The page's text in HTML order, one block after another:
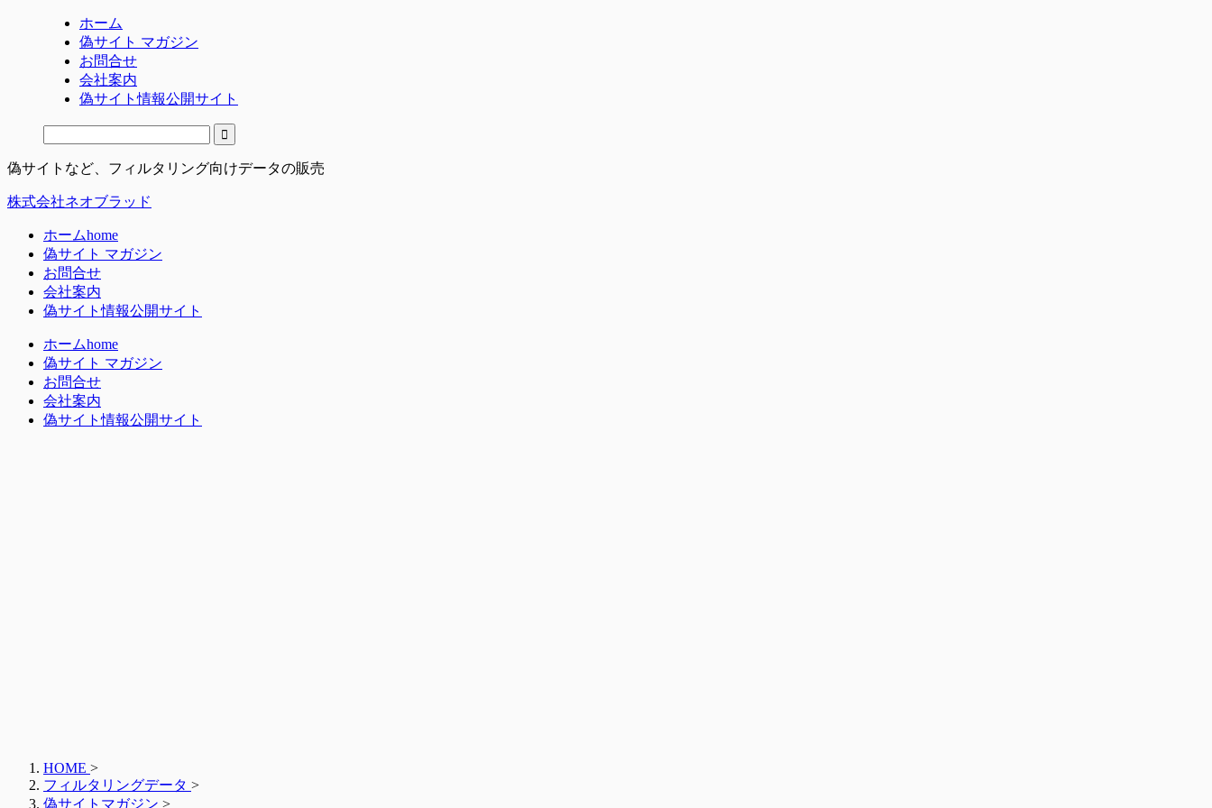
ホーム
偽サイト マガジン
お問合せ
会社案内
偽サイト情報公開サイト
偽サイトなど、フィルタリング向けデータの販売
株式会社ネオブラッド
ホームhome
偽サイト マガジン
お問合せ
会社案内
偽サイト情報公開サイト
ホームhome
偽サイト マガジン
お問合せ
会社案内
偽サイト情報公開サイト
HOME >
フィルタリングデータ >
偽サイトマガジン >